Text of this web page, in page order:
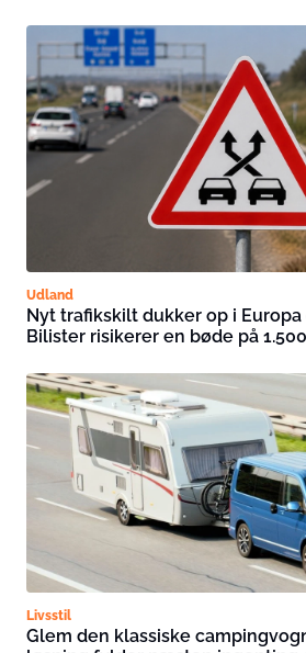
Udland
Nyt trafikskilt dukker op i
Bilister risikerer en bøde på
Livsstil
Glem den klassiske